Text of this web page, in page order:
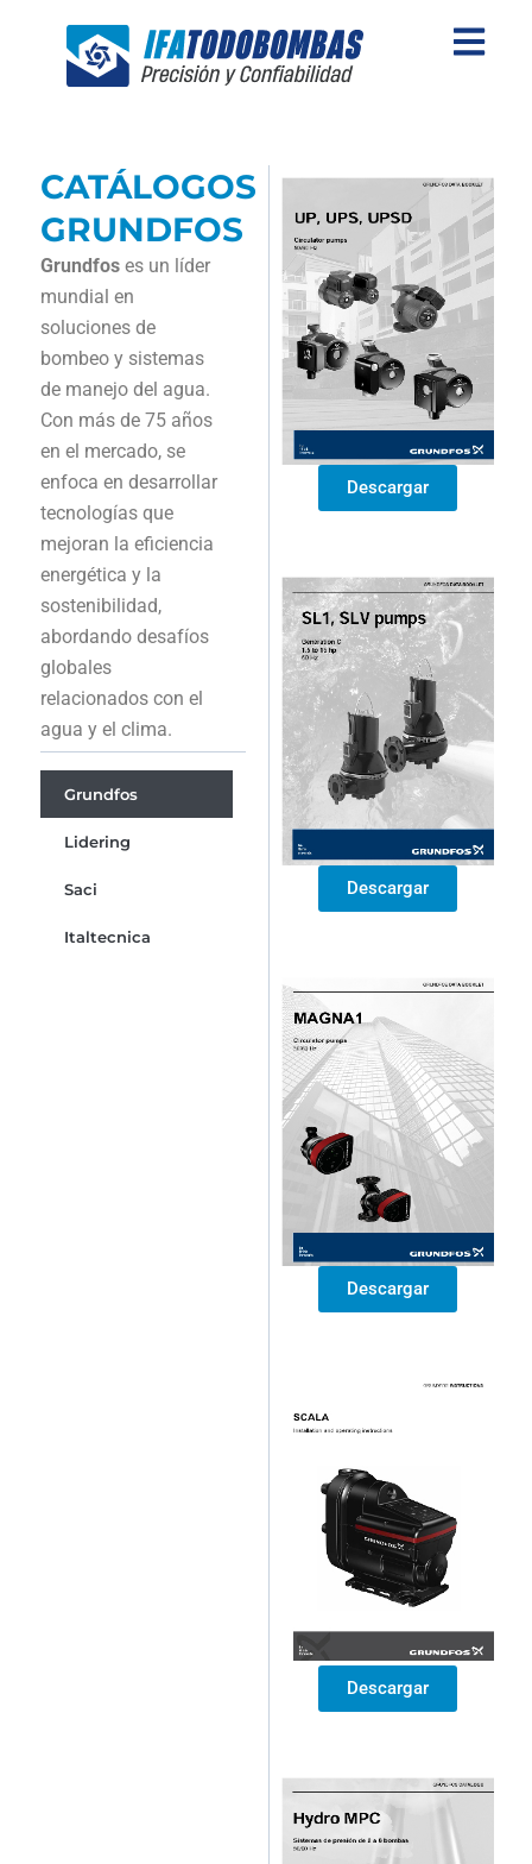
CATÁLOGOS
GRUNDFOS
Grundfos es un líder
mundial en
soluciones de
bombeo y sistemas
de manejo del agua.
Con más de 75 años
en el mercado, se
enfoca en desarrollar
tecnologías que
mejoran la eficiencia
energética y la
sostenibilidad,
abordando desafíos
globales
relacionados con el
agua y el clima.
Grundfos
Lidering
Saci
Italtecnica
Descargar
Descargar
Descargar
Descargar